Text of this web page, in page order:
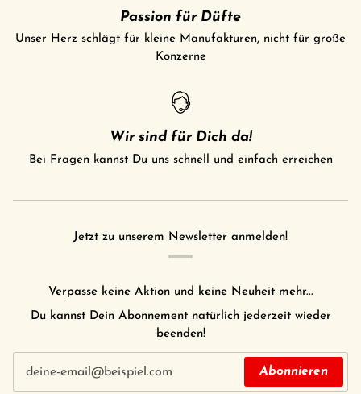
Passion für Düfte
Unser Herz schlägt für kleine Manufakturen, nicht für große
Konzerne
Wir sind für Dich da!
Bei Fragen kannst Du uns schnell und einfach erreichen
Jetzt zu unserem Newsletter anmelden!
Verpasse keine Aktion und keine Neuheit mehr...
Du kannst Dein Abonnement natürlich jederzeit wieder
beenden!
Abonnieren